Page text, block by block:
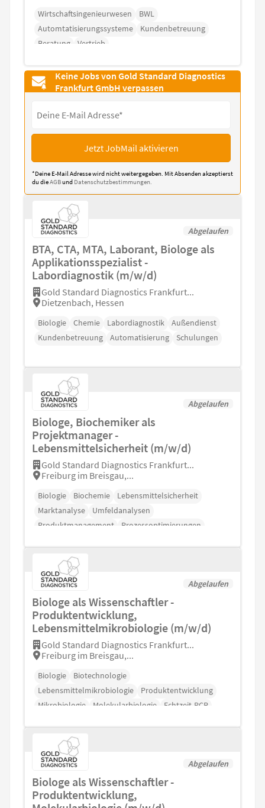
Wirtschaftsingenieurwesen
BWL
Automtatisierungssysteme
Kundenbetreuung
Beratung
Vertrieb
Keine Jobs von Gold Standard Diagnostics
Frankfurt GmbH verpassen
Jetzt JobMail aktivieren
*Deine E-Mail Adresse wird nicht weitergegeben. Mit Absenden akzeptierst
du dieAGBund Datenschutzbestimmungen.
Abgelaufen
BTA, CTA, MTA, Laborant, Biologe als
Applikationsspezialist -
Labordiagnostik (m/w/d)
Gold Standard Diagnostics Frankfurt...
Dietzenbach, Hessen
Biologie Chemie Labordiagnostik
Außendienst
Kundenbetreuung
Automatisierung Schulungen
Abgelaufen
Biologe, Biochemiker als
Projektmanager -
Lebensmittelsicherheit (m/w/d)
Gold Standard Diagnostics Frankfurt...
Freiburg im Breisgau,...
Biologie Biochemie
Lebensmittelsicherheit
Marktanalyse
Umfeldanalysen
Produktmanagement
Prozessoptimierungen
Abgelaufen
Biologe als Wissenschaftler -
Produktentwicklung,
Lebensmittelmikrobiologie (m/w/d)
Gold Standard Diagnostics Frankfurt...
Freiburg im Breisgau,...
Biologie
Biotechnologie
Lebensmittelmikrobiologie
Produktentwicklung
Mikrobiologie
Molekularbiologie Echtzeit-PCR
Abgelaufen
Biologe als Wissenschaftler -
Produktentwicklung,